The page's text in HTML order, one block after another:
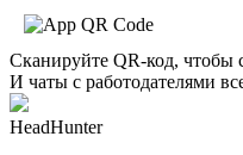
Сканируйте QR-код, чтобы
И чаты с работодателями
HeadHunter